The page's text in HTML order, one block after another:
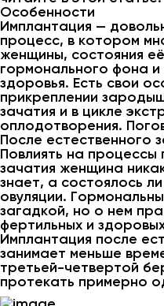
Особенности
Имплантация —
процесс, в котором
женщины, состояния
гормонального фона
здоровья. Есть свои
прикреплении
зачатия и в цикле
оплодотворения.
После естественного
Повлиять на процессы
зачатия женщина
знает, а состоялось
овуляции.
загадкой, но о нем
фертильных и
Имплантация после
занимает меньше
третьей-четвертой
протекать примерно